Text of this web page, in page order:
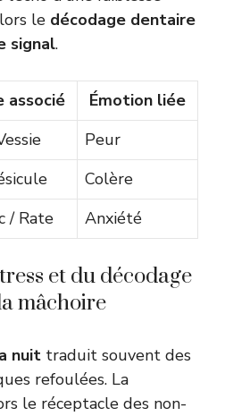
le décodage dentaire
signal.
associé
Émotion liée
Peur
Colère
/ Rate Anxiété
et du décodage
mâchoire
nuit traduit souvent des
refoulées. La
le réceptacle des non-